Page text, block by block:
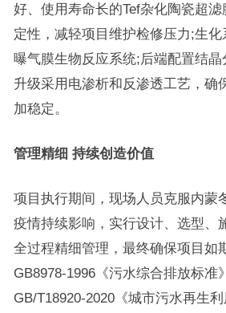
好、使用寿命长的Tef杂化陶瓷超
定性，减轻项目维护检修压力;生化
曝气膜生物反应系统;后端配置结晶
升级采用电渗析和反渗透工艺，确
加稳定。
管理精细 持续创造价值
项目执行期间，现场人员克服内蒙
疫情持续影响，实行设计、选型、
全过程精细管理，最终确保项目如
GB8978-1996《污水综合排放标准
GB/T18920-2020《城市污水再生